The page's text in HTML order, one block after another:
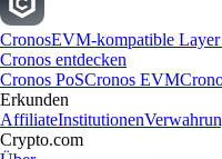
CronosEVM-kompatible Layer
Cronos entdecken
Cronos PoSCronos EVM
Erkunden
AffiliateInstitutionen
Crypto.com